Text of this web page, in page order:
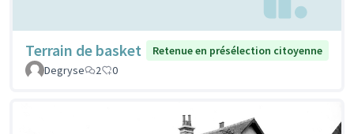
Terrain de basket
Retenue en présélection citoyenne
Degryse
2 0